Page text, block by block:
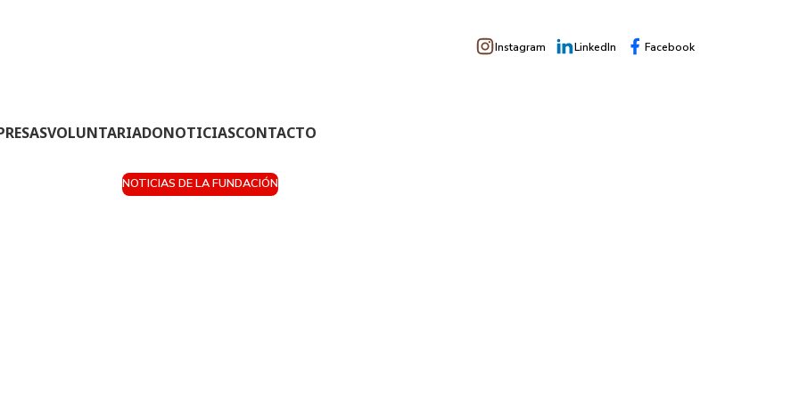
Instagram LinkedIn Facebook
VOLUNTARIADONOTICIASCONTACTO
NOTICIAS DE LA FUNDACIÓN